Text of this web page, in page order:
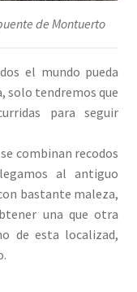
de Montuerto
el mundo pueda
solo tendremos que
para seguir
combinan recodos
al antiguo
bastante maleza,
una que otra
de esta localizad,